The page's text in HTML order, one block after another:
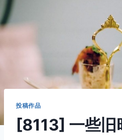
道
投稿作品
[8113] 一些旧